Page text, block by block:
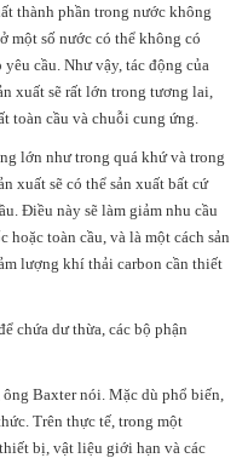
thành phần trong nước không
một số nước có thể không có
cầu. Như vậy, tác động của
xuất sẽ rất lớn trong tương lai,
toàn cầu và chuỗi cung ứng.
lớn như trong quá khứ và trong
xuất sẽ có thể sản xuất bất cứ
Điều này sẽ làm giảm nhu cầu
hoặc toàn cầu, và là một cách sản
lượng khí thải carbon cần thiết
chứa dư thừa, các bộ phận
Baxter nói. Mặc dù phổ biến,
Trên thực tế, trong một
bị, vật liệu giới hạn và các